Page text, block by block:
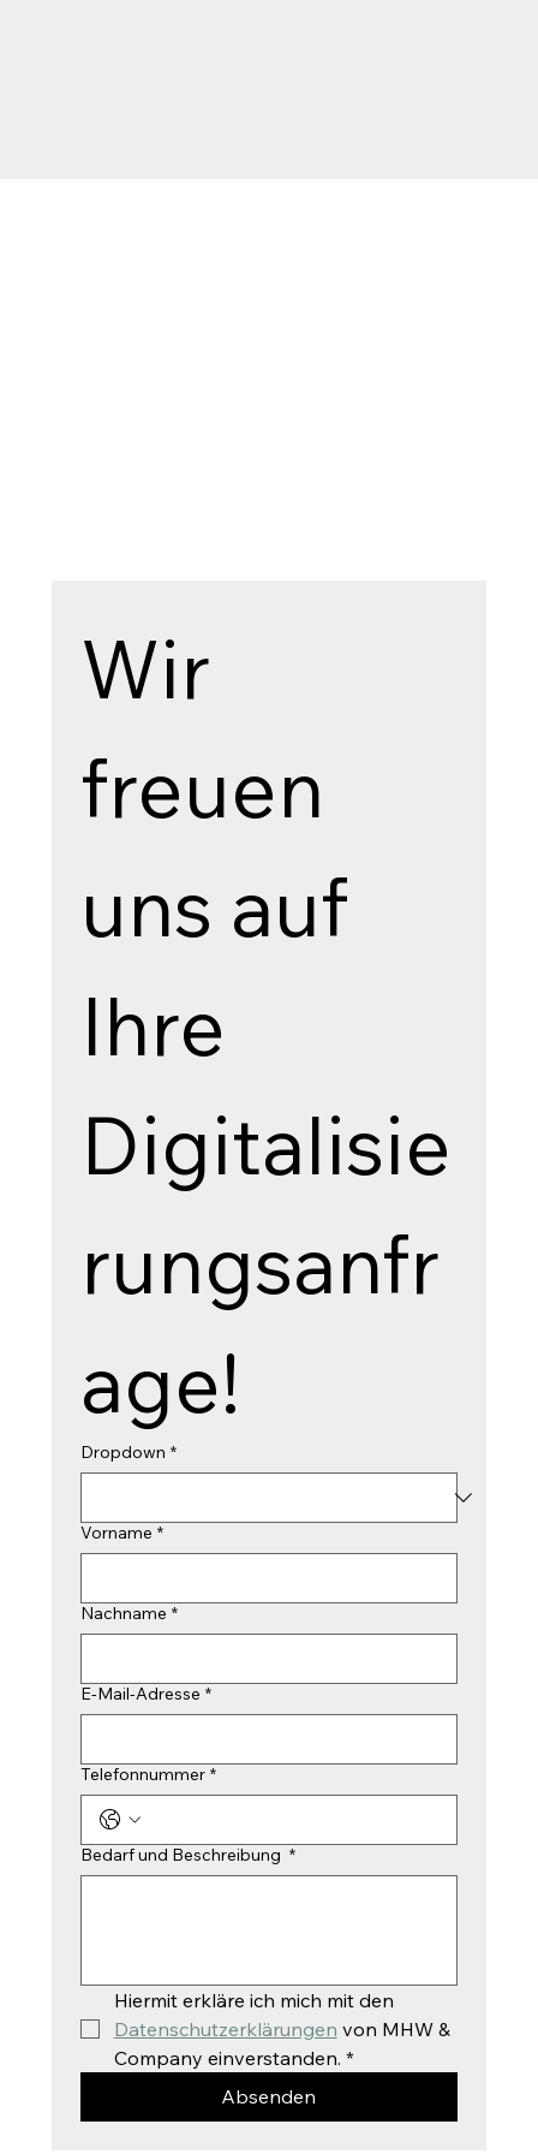
Wir
freuen
uns auf
Ihre
Digitalisie
rungsanfr
age!
Dropdown *
Vorname *
Nachname *
E-Mail-Adresse *
Telefonnummer *
Bedarf und Beschreibung *
Datenschutzerklärungen von MHW &
Company einverstanden. *
Absenden